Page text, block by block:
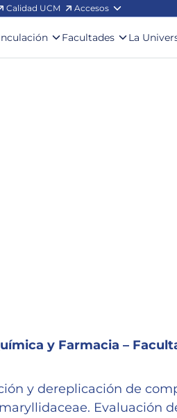
Calidad UCM Accesos
Facultades La
y Farmacia –
y dereplicación de
Evaluación